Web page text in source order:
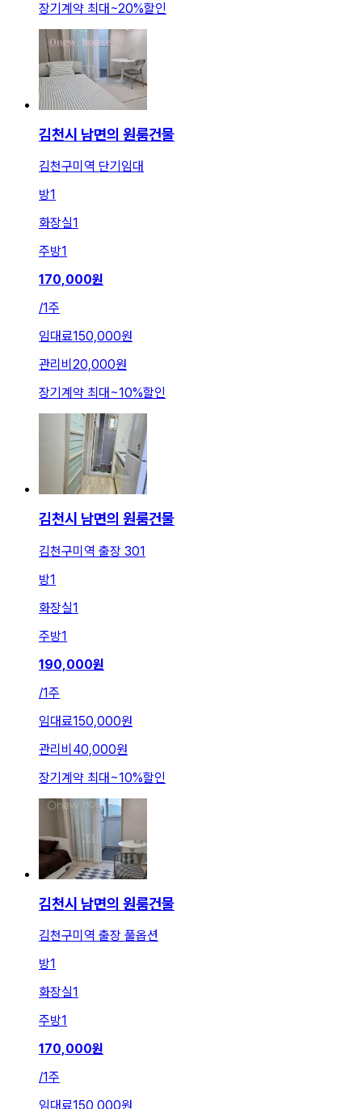
장기계약 최대~20%할인
김천시 남면의 원룸건물
김천구미역 단기임대
방1
화장실1
주방1
170,000원
/1주
임대료150,000원
관리비 20,000원
장기계약 최대 ~10%할인
김천시 남면의 원룸건물
김천구미역 출장 301
방1
화장실1
주방1
190,000원
/1주
임대료150,000원
관리비 40,000원
장기계약 최대~10%할인
김천시 남면의 원룸건물
김천구미역 출장 풀옵션
방1
화장실1
주방1
170,000원
/1주
임대료150,000원